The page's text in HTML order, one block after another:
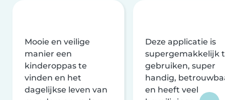
Mooie en veilige
manier een
kinderoppas te
vinden en het
dagelijkse leven van
Deze applicatie is
supergemakkelijk
gebruiken, super
handig,
en heeft veel